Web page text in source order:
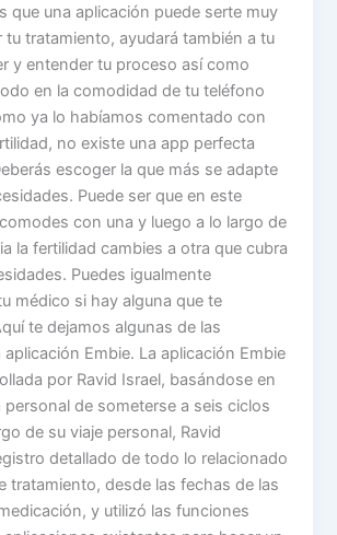
que una aplicación puede serte muy
tu tratamiento, ayudará también a tu
y entender tu proceso así como
en la comodidad de tu teléfono
ya lo habíamos comentado con
no existe una app perfecta
escoger la que más se adapte
Puede ser que en este
con una y luego a lo largo de
la fertilidad cambies a otra que cubra
Puedes igualmente
médico si hay alguna que te
te dejamos algunas de las
aplicación Embie. La aplicación Embie
por Ravid Israel, basándose en
personal de someterse a seis ciclos
de su viaje personal, Ravid
detallado de todo lo relacionado
tratamiento, desde las fechas de las
y utilizó las funciones